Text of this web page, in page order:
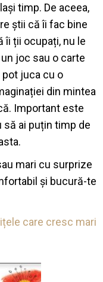
timp. De aceea,
știi că îi fac bine
îi ții ocupați, nu le
joc sau o carte
pot juca cu o
din mintea
Important este
să ai puțin timp de
mari cu surprize
și bucură-te
care cresc mari